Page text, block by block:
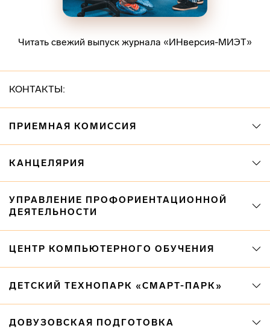
Читать свежий выпуск журнала «ИНверсия-МИЭТ»
КОНТАКТЫ:
ПРИЕМНАЯ КОМИССИЯ
КАНЦЕЛЯРИЯ
УПРАВЛЕНИЕ ПРОФОРИЕНТАЦИОННОЙ
ДЕЯТЕЛЬНОСТИ
ЦЕНТР КОМПЬЮТЕРНОГО ОБУЧЕНИЯ
ДЕТСКИЙ ТЕХНОПАРК «СМАРТ-ПАРК»
ДОВУЗОВСКАЯ ПОДГОТОВКА